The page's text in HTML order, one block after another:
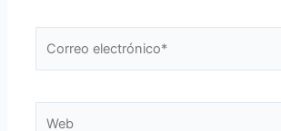
electrónico*